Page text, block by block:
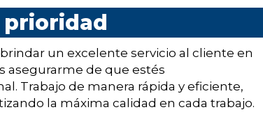
un excelente servicio al cliente en
asegurarme de que estés
Trabajo de manera rápida y eficiente,
la máxima calidad en cada trabajo.